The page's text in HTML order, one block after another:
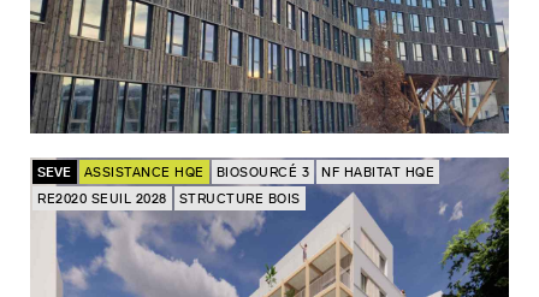
SEVE ASSISTANCE HQE BIOSOURCÉ 3
NF HABITAT HQE
RE2020 SEUIL 2028
STRUCTURE BOIS